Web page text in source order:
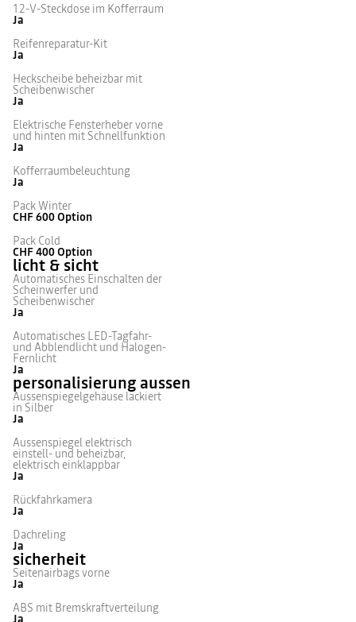
12-V-Steckdose im Kofferraum
Ja
Reifenreparatur-Kit
Ja
Heckscheibe beheizbar mit
Scheibenwischer
Ja
Elektrische Fensterheber vorne
und hinten mit Schnellfunktion
Ja
Kofferraumbeleuchtung
Ja
Pack Winter
CHF 600Option
Pack Cold
CHF 400Option
licht & sicht
Automatisches Einschalten der
Scheinwerfer und
Scheibenwischer
Ja
Automatisches LED-Tagfahr-
und Abblendlicht und Halogen-
Fernlicht
Ja
personalisierung aussen
Aussenspiegelgehäuse lackiert
in Silber
Ja
Aussenspiegel elektrisch
einstell- und beheizbar,
elektrisch einklappbar
Ja
Rückfahrkamera
Ja
Dachreling
Ja
sicherheit
Seitenairbags vorne
Ja
ABS mit Bremskraftverteilung